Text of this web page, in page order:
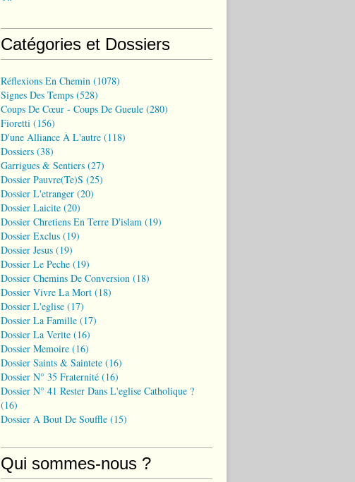
Catégories et Dossiers
Réflexions En Chemin (1078)
Signes Des Temps (528)
Coups De Cœur - Coups De Gueule (280)
Fioretti (156)
D'une Alliance À L'autre (118)
Dossiers (38)
Garrigues & Sentiers (27)
Dossier Pauvre(te)s (25)
Dossier L'etranger (20)
Dossier Laicite (20)
Dossier Chretiens En Terre D'islam (19)
Dossier Exclus (19)
Dossier Jesus (19)
Dossier Le Peche (19)
Dossier Chemins De Conversion (18)
Dossier Vivre La Mort (18)
Dossier L'eglise (17)
Dossier La Famille (17)
Dossier La Verite (16)
Dossier Memoire (16)
Dossier Saints & Saintete (16)
Dossier N° 35 Fraternité (16)
Dossier N° 41 Rester Dans L'eglise Catholique ?
(16)
Dossier A Bout De Souffle (15)
Qui sommes-nous ?